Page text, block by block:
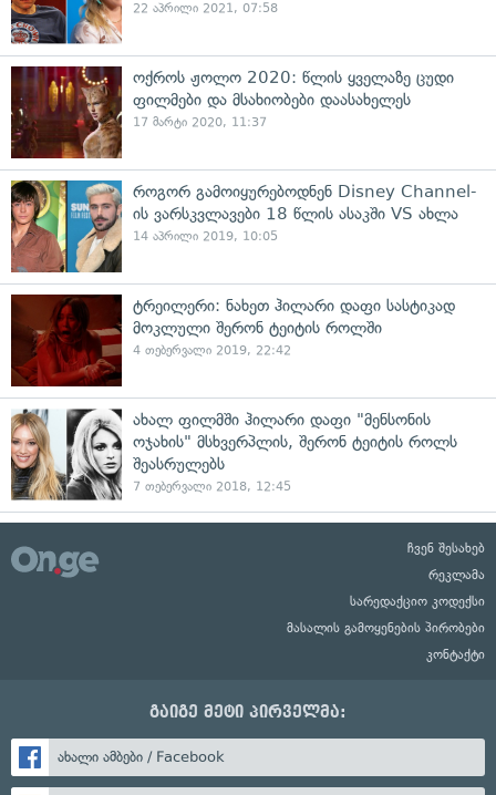
22 აპრილი 2021, 07:58
ოქროს ჟოლო 2020: წლის ყველაზე ცუდი
ფილმები და მსახიობები დაასახელეს
17 მარტი 2020, 11:37
როგორ გამოიყურებოდნენ Disney Channel-
ის ვარსკვლავები 18 წლის ასაკში VS ახლა
14 აპრილი 2019, 10:05
ტრეილერი: ნახეთ ჰილარი დაფი სასტიკად
მოკლული შერონ ტეიტის როლში
4 თებერვალი 2019, 22:42
ახალ ფილმში ჰილარი დაფი "მენსონის
ოჯახის" მსხვერპლის, შერონ ტეიტის როლს
შეასრულებს
7 თებერვალი 2018, 12:45
ჩვენ შესახებ
რეკლამა
სარედაქციო კოდექსი
მასალის გამოყენების პირობები
კონტაქტი
გაიგე მეტი პირველმა:
ახალი ამბები / Facebook